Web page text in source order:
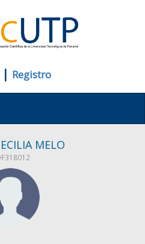
| Registro
MELO